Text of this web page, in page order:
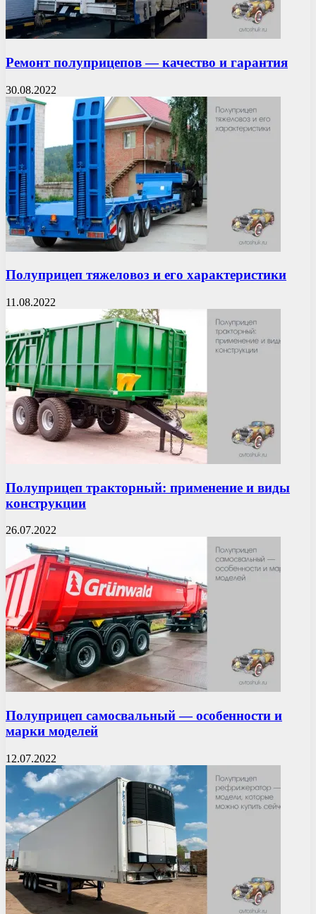
Ремонт полуприцепов — качество и гарантия
30.08.2022
Полуприцеп тяжеловоз и его характеристики
11.08.2022
Полуприцеп тракторный: применение и виды
конструкции
26.07.2022
Полуприцеп самосвальный — особенности и
марки моделей
12.07.2022